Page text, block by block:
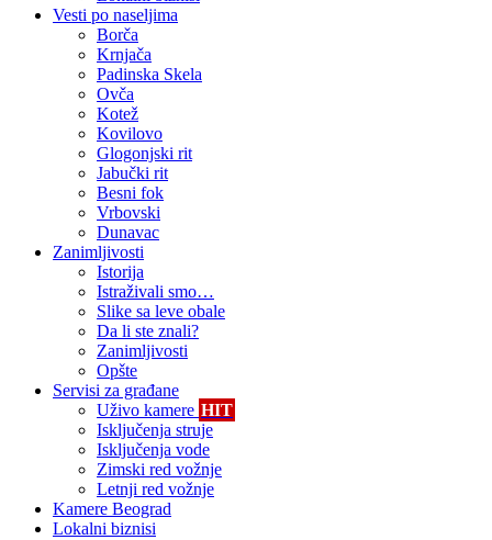
Vesti po naseljima
Borča
Krnjača
Padinska Skela
Ovča
Kotež
Kovilovo
Glogonjski rit
Jabučki rit
Besni fok
Vrbovski
Dunavac
Zanimljivosti
Istorija
Istraživali smo…
Slike sa leve obale
Da li ste znali?
Zanimljivosti
Opšte
Servisi za građane
Uživo kamere HIT
Isključenja struje
Isključenja vode
Zimski red vožnje
Letnji red vožnje
Kamere Beograd
Lokalni biznisi